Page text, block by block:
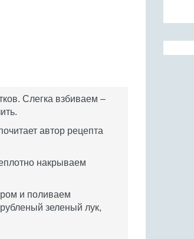
Слегка взбиваем –
автор рецепта
накрываем
и поливаем
зеленый лук,